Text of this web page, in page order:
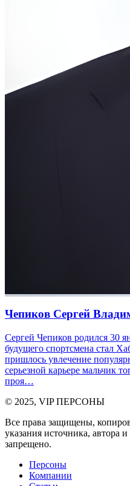
Чепиков Сергей
Сергей Чепиков родился 30
будущего спортсмена стал
пришлось увлечение
серьезной карьере мальчик
проя…
© 2025, VIP ПЕРСОНЫ
Все права защищены,
указания источника, автора
запрещено.
Персоны
Компании